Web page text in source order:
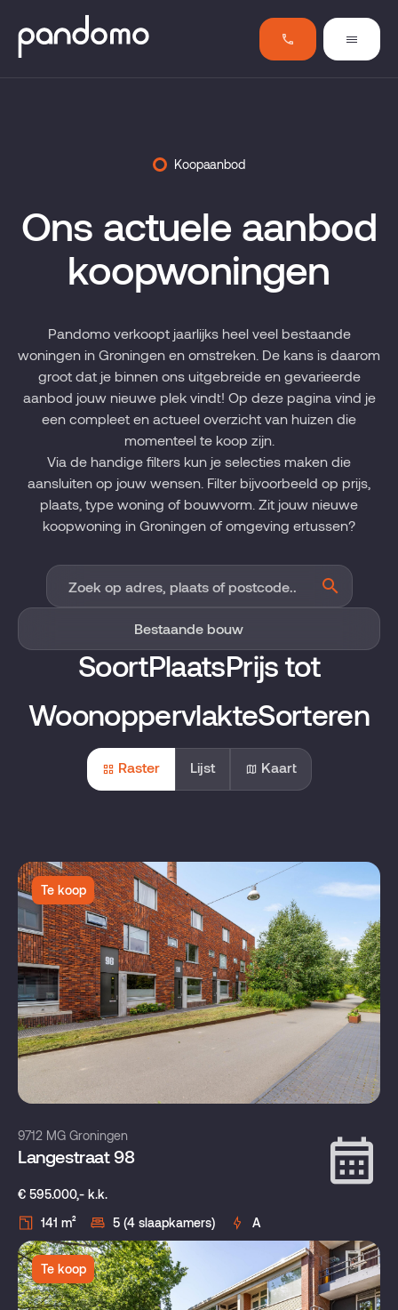
Koopaanbod
Ons actuele aanbod
koopwoningen
Pandomo verkoopt jaarlijks heel veel bestaande
woningen in Groningen en omstreken. De kans is daarom
groot dat je binnen ons uitgebreide en gevarieerde
aanbod jouw nieuwe plek vindt! Op deze pagina vind je
een compleet en actueel overzicht van huizen die
momenteel te koop zijn.
Via de handige filters kun je selecties maken die
aansluiten op jouw wensen. Filter bijvoorbeeld op prijs,
plaats, type woning of bouwvorm. Zit jouw nieuwe
koopwoning in Groningen of omgeving ertussen?
SoortPlaatsPrijs tot
WoonoppervlakteSorteren
Raster Lijst Kaart
Te koop
9712 MG Groningen
Langestraat 98
€ 595.000,- k.k.
141 m²
5 (4 slaapkamers) A
Te koop